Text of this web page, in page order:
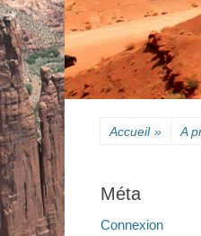
Accueil » A
Méta
Connexion